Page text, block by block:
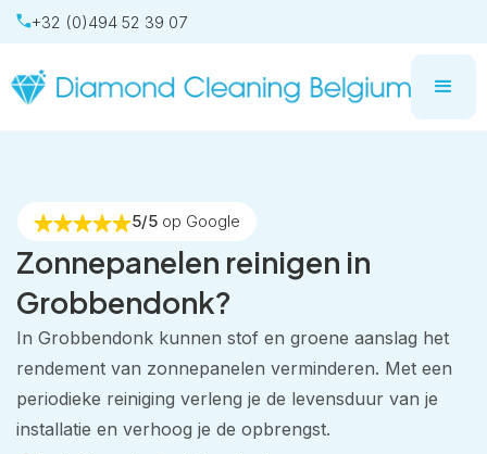
+32 (0)494 52 39 07
5/5 op Google
Zonnepanelen reinigen in
Grobbendonk?
In Grobbendonk kunnen stof en groene aanslag het
rendement van zonnepanelen verminderen. Met een
periodieke reiniging verleng je de levensduur van je
installatie en verhoog je de opbrengst.